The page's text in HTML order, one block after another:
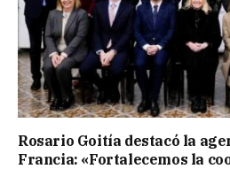
Rosario Goitía destacó la
Francia: «Fortalecemos la